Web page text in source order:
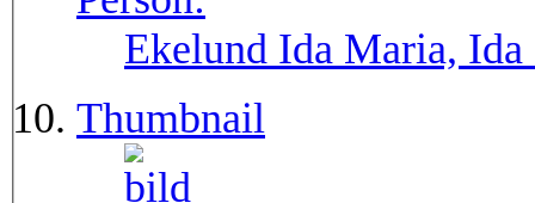
Ekelund Ida Maria, Ida
Thumbnail